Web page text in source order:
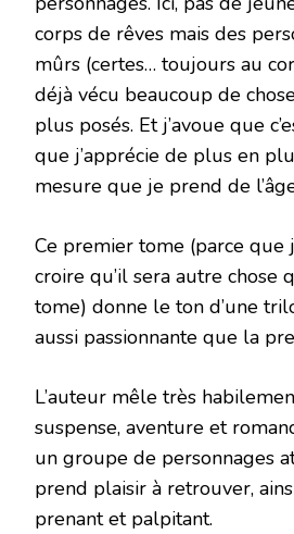
corps de rêves mais des
mûrs (certes… toujours au
déjà vécu beaucoup de
plus posés. Et j’avoue que
que j’apprécie de plus en
mesure que je prend de
Ce premier tome (parce que
croire qu’il sera autre chose
tome) donne le ton d’une
aussi passionnante que la
L’auteur mêle très
suspense, aventure et
un groupe de personnages
prend plaisir à retrouver,
prenant et palpitant.